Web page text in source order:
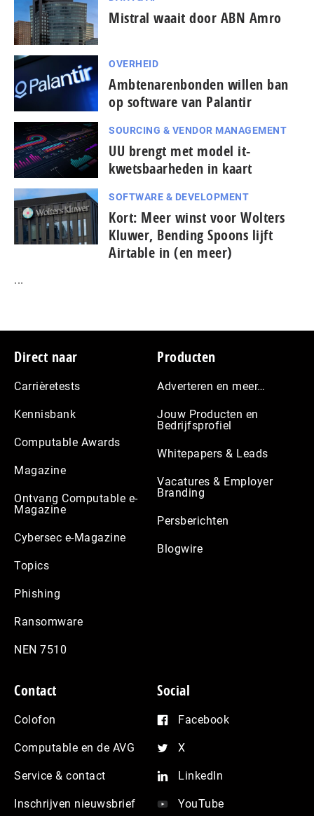
Mistral waait door ABN Amro
OVERHEID
Ambtenarenbonden willen ban
op software van Palantir
SOURCING & VENDOR MANAGEMENT
UU brengt met model it-
kwetsbaarheden in kaart
SOFTWARE & DEVELOPMENT
Kort: Meer winst voor Wolters
Kluwer, Bending Spoons lijft
Airtable in (en meer)
...
Footer
Direct naar
Carrièretests
Kennisbank
Computable Awards
Magazine
Ontvang Computable e-
Magazine
Cybersec e-Magazine
Topics
Phishing
Ransomware
NEN 7510
Producten
Adverteren en meer…
Jouw Producten en
Bedrijfsprofiel
Whitepapers & Leads
Vacatures & Employer
Branding
Persberichten
Blogwire
Contact
Colofon
Computable en de AVG
Service & contact
Inschrijven nieuwsbrief
Social
Facebook
X
LinkedIn
YouTube